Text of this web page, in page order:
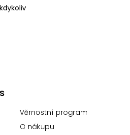
Věrnostní program
O nákupu